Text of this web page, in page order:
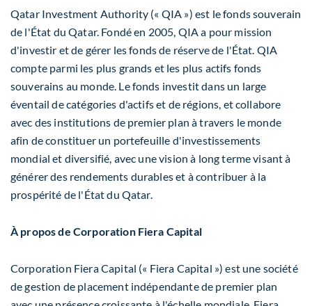
Qatar Investment Authority (« QIA ») est le fonds souverain
de l'État duQatar. Fondé en 2005, QIA a pour mission
d'investir et de gérer les fonds de réserve de l'État. QIA
compte parmi les plus grands et les plus actifs fonds
souverains au monde. Le fonds investit dans un large
éventail de catégories d'actifs et de régions, et collabore
avec des institutions de premier plan à travers le monde
afin de constituer un portefeuille d'investissements
mondial et diversifié, avec une vision à long terme visant à
générer des rendements durables et à contribuer à la
prospérité de l'État du Qatar.
À propos de CorporationFiera Capital
Corporation Fiera Capital (« Fiera Capital ») est une société
de gestion de placement indépendante de premier plan